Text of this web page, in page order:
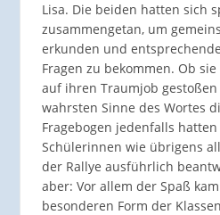
Lisa. Die beiden hatten sich
zusammengetan, um
erkunden und
Fragen zu bekommen. Ob
auf ihren Traumjob
wahrsten Sinne des Wortes
Fragebogen jedenfalls
Schülerinnen wie übrigens
der Rallye ausführlich
aber: Vor allem der Spaß
besonderen Form der